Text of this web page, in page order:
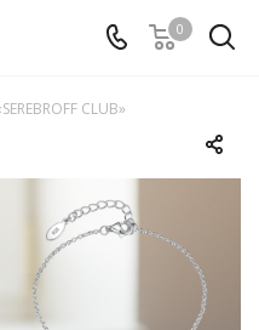
0
CLUB»